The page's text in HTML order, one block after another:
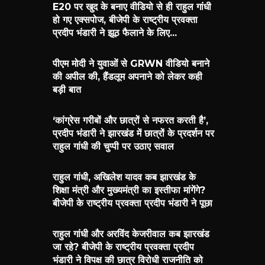
E20 पर खुद के बनाए वीडियो से ही राहुल गांधी
हो गए एक्सपोज, बीजेपी के राष्ट्रीय प्रवक्ता
प्रदीप भंडारी ने झूठ फैलाने के लिए...
पीएम मोदी ने युवाओं से GRWN वीडियो बनाने
की अपील की, हैंडलूम अपनाने को लेकर कही
बड़ी बात
‘कांग्रेस गरीबों और छात्रों से नफरत करती है’,
प्रदीप भंडारी ने झारखंड में छात्रों के प्रदर्शन पर
राहुल गांधी की चुप्पी पर उठाए सवाल
राहुल गांधी, अखिलेश यादव कब झारखंड के
शिक्षा मंत्री और मुख्यमंत्री का इस्तीफा मांगेंगे?
बीजेपी के राष्ट्रीय प्रवक्ता प्रदीप भंडारी ने पूछा
राहुल गांधी और अरविंद केजरीवाल कब झारखंड
जा रहे? बीजेपी के राष्ट्रीय प्रवक्ता प्रदीप
भंडारी ने विपक्ष की छात्र विरोधी राजनीति को